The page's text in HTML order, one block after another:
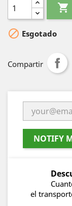

 Esgotado
Compartir
NOTIFY
el